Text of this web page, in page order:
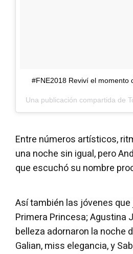
#FNE2018 Reviví el momento
Una publicación compartida de
Entre números artísticos,
una noche sin igual, pero
que escuchó su nombre
Así también las jóvenes
Primera Princesa; Agustina
belleza adornaron la noche
Galian, miss elegancia, y